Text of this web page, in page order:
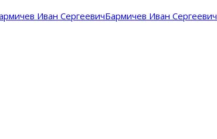
Бармичев Иван Сергеевич